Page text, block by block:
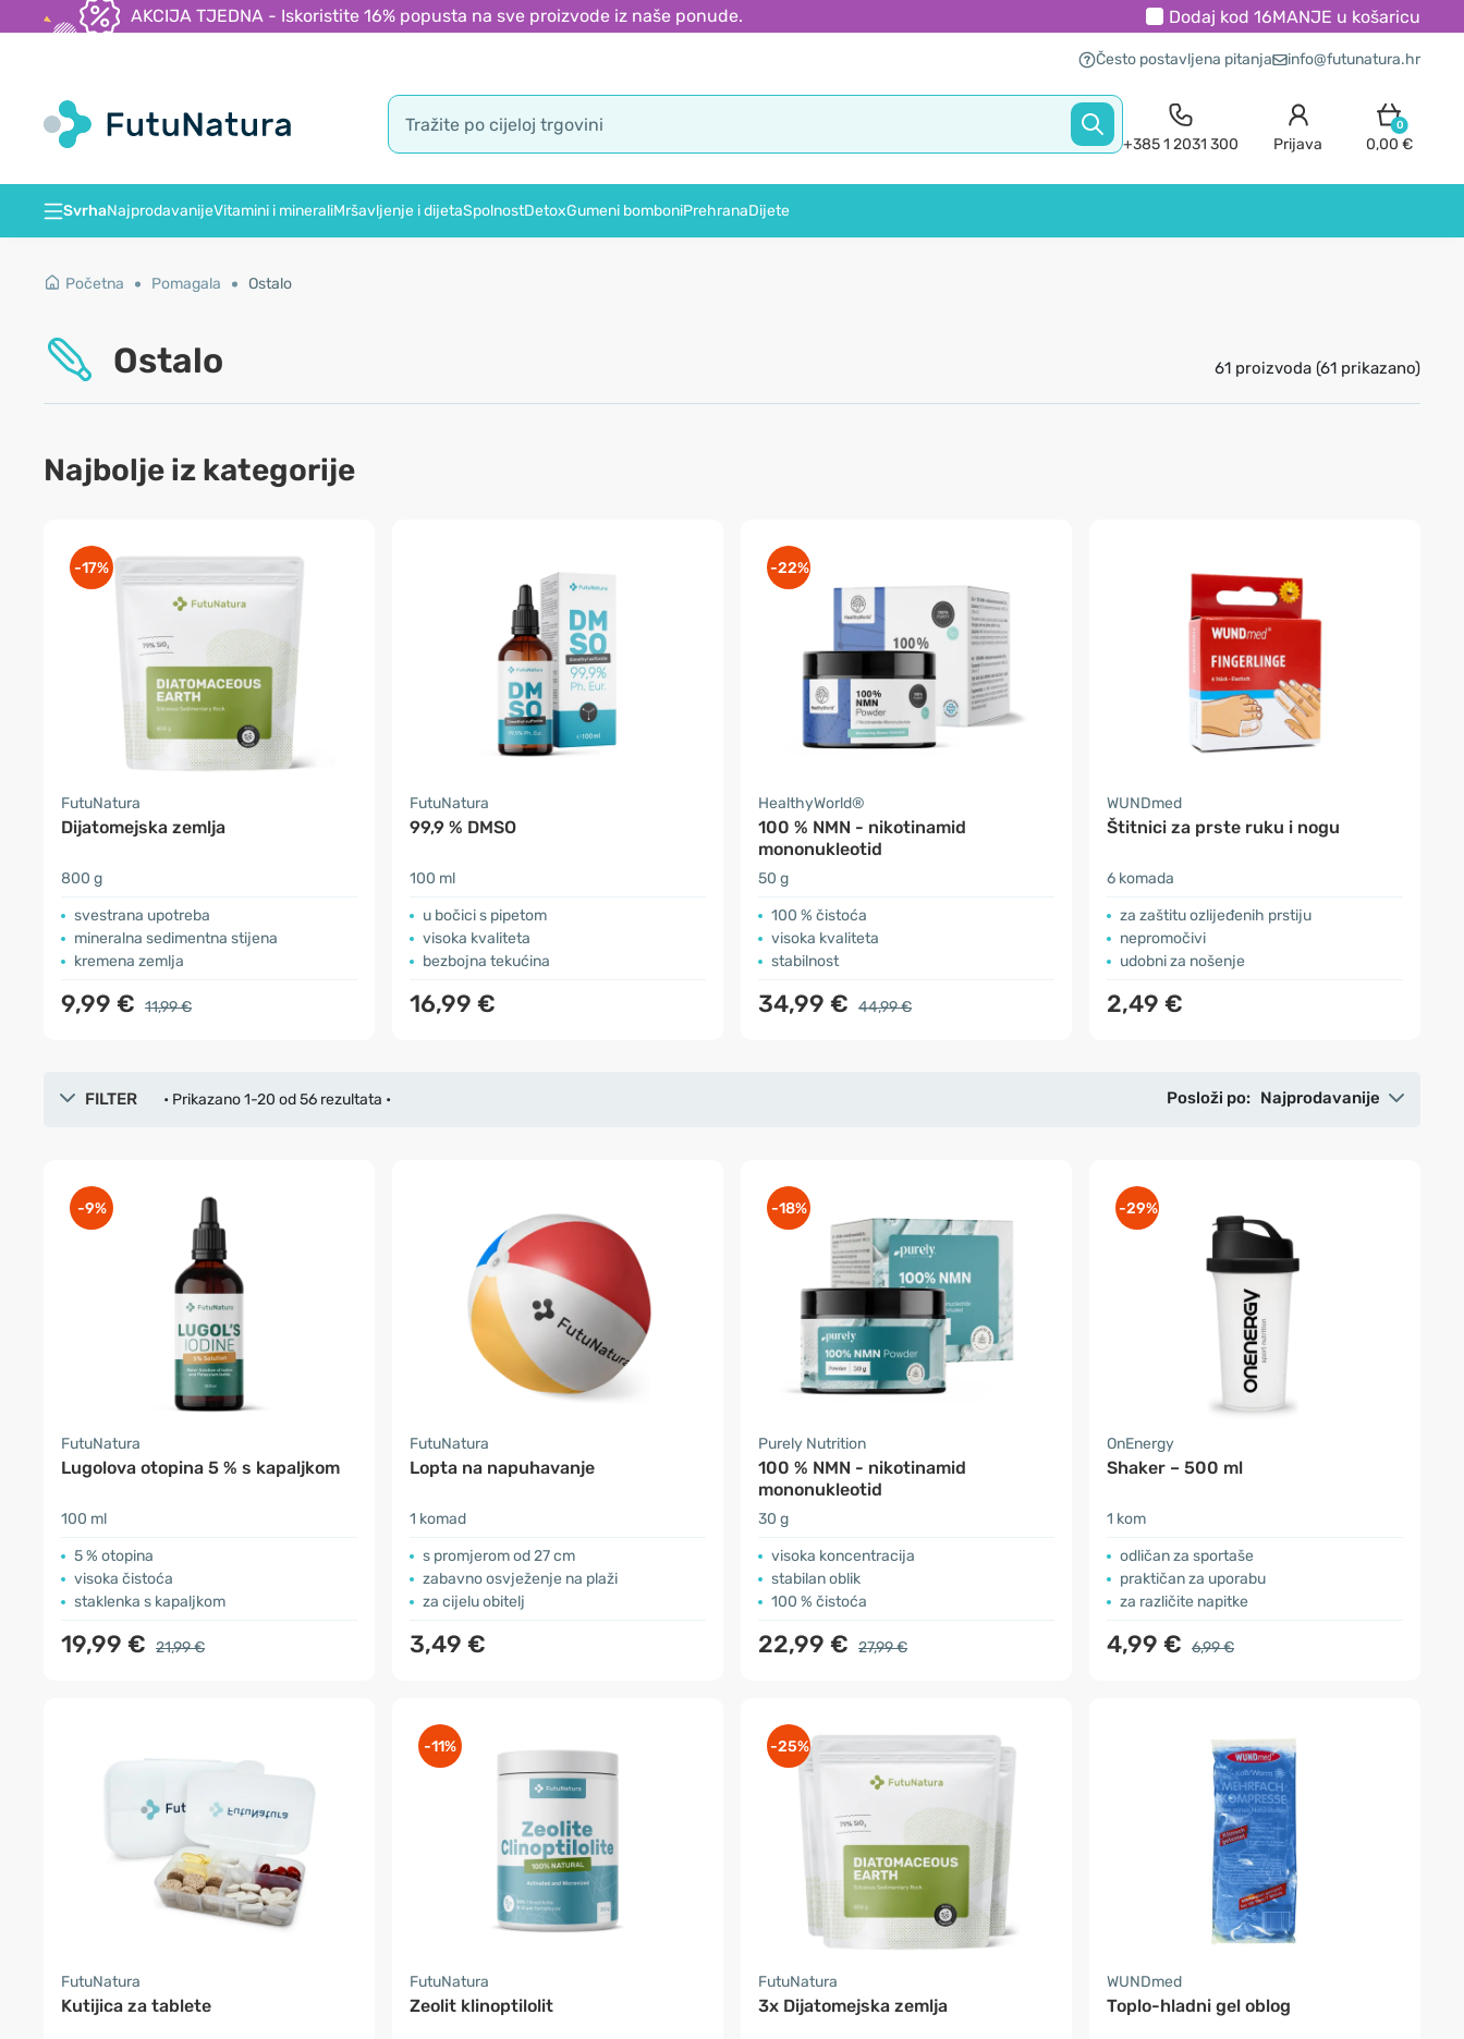
AKCIJA TJEDNA - Iskoristite 16% popusta na sve proizvode iz naše ponude. Dodaj kod 16MANJE u košaricu
Često postavljena pitanja info@futunatura.hr
+385 1 2031 300 Prijava
0
0,00 €
SvrhaNajprodavanijeVitamini i mineraliMršavljenje i dijetaSpolnostDetoxGumeni bomboniPrehranaDijete
Početna Pomagala Ostalo
Ostalo 61 proizvoda (61 prikazano)
Najbolje iz kategorije
-17%
FutuNatura
Dijatomejska zemlja
800 g
svestrana upotreba
mineralna sedimentna stijena
kremena zemlja
9,99 € 11,99 €
FutuNatura
99,9 % DMSO
100 ml
u bočici s pipetom
visoka kvaliteta
bezbojna tekućina
16,99 €
-22%
HealthyWorld®
100 % NMN - nikotinamid
mononukleotid
50 g
100 % čistoća
visoka kvaliteta
stabilnost
34,99 € 44,99 €
WUNDmed
Štitnici za prste ruku i nogu
6 komada
za zaštitu ozlijeđenih prstiju
nepromočivi
udobni za nošenje
2,49 €
FILTER • Prikazano 1-20 od 56 rezultata • Posloži po: Najprodavanije
-9%
FutuNatura
Lugolova otopina 5 % s kapaljkom
100 ml
5 % otopina
visoka čistoća
staklenka s kapaljkom
19,99 € 21,99 €
FutuNatura
Lopta na napuhavanje
1 komad
s promjerom od 27 cm
zabavno osvježenje na plaži
za cijelu obitelj
3,49 €
-18%
Purely Nutrition
100 % NMN - nikotinamid
mononukleotid
30 g
visoka koncentracija
stabilan oblik
100 % čistoća
22,99 € 27,99 €
-29%
OnEnergy
Shaker – 500 ml
1 kom
odličan za sportaše
praktičan za uporabu
za različite napitke
4,99 € 6,99 €
FutuNatura
Kutijica za tablete
-11%
FutuNatura
Zeolit klinoptilolit
-25%
FutuNatura
3x Dijatomejska zemlja
WUNDmed
Toplo-hladni gel oblog